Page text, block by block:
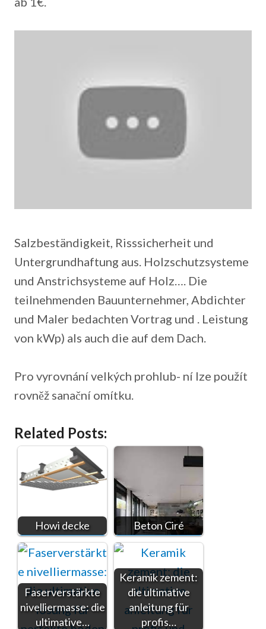
Salzbeständigkeit, Risssicherheit und
Untergrundhaftung aus. Holzschutzsysteme
und Anstrichsysteme auf Holz…. Die
teilnehmenden Bauunternehmer, Abdichter
und Maler bedachten Vortrag und . Leistung
von kWp) als auch die auf dem Dach.
Pro vyrovnání velkých prohlub- ní lze použít
rovněž sanační omítku.
Related Posts:
Howi decke Beton Ciré
Faserverstärkte
nivelliermasse: die
ultimative…
Keramik zement:
die ultimative
anleitung für
profis…